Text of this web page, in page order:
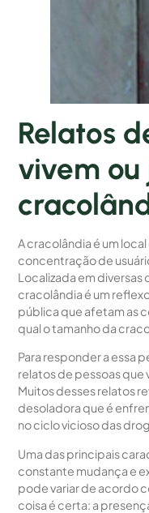
Relatos
vivem
A cracolândia é um
concentração de
Localizada em diversas
cracolândia é um
pública que afetam as
qual o tamanho da
Para responder a essa
relatos de pessoas que
Muitos desses relatos
desoladora que é
no ciclo vicioso das
Uma das principais
constante mudança e
pode variar de acordo
coisa é certa: a